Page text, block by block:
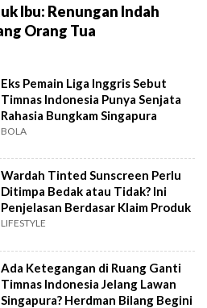
Ibu: Renungan Indah
Orang Tua
Eks Pemain Liga Inggris Sebut
Timnas Indonesia Punya Senjata
Rahasia Bungkam Singapura
BOLA
Wardah Tinted Sunscreen Perlu
Ditimpa Bedak atau Tidak? Ini
Penjelasan Berdasar Klaim Produk
LIFESTYLE
Ada Ketegangan di Ruang Ganti
Timnas Indonesia Jelang Lawan
Singapura? Herdman Bilang Begini